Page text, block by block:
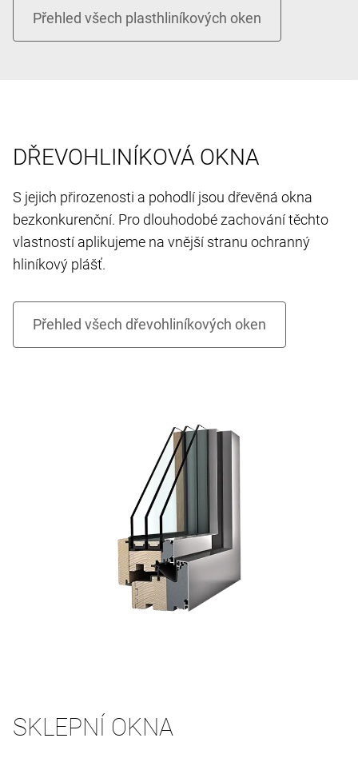
DŘEVOHLINÍKOVÁ OKNA
S jejich přirozenosti a pohodlí jsou dřevěná okna
bezkonkurenční. Pro dlouhodobé zachování těchto
vlastností aplikujeme na vnější stranu ochranný
hliníkový plášť.
SKLEPNÍ OKNA